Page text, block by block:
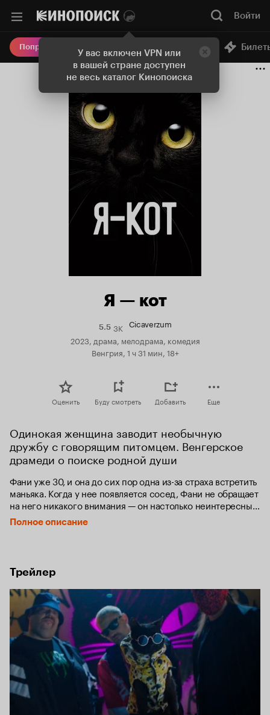
У вас включен VPN или
в вашей стране доступен
не весь каталог Кинопоиска
Войти
Попробовать Плюс Онлайн-кинотеатр
Я — кот
5.5Рейтинг
3K Cicaverzum
2023, драма, мелодрама, комедия
Венгрия, 1 ч 31 мин, 18+
Оценить Буду смотреть Добавить Еще
Одинокая женщина заводит необычную
дружбу с говорящим питомцем. Венгерское
драмеди о поиске родной души
Фани уже 30, и она до сих пор одна из-за страха встретить
маньяка. Когда у нее появляется сосед, Фани не обращает
на него никакого внимания — он настолько неинтересный,
что и маньяком его представить трудно. Но его
кот начинает говорить с Фани, и к сожалению, слышит
парень — кот.
Полное описание
Трейлер